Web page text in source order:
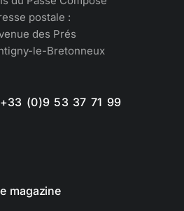
postale :
des Prés
le-Bretonneux
(0)9 53 37 71 99
magazine